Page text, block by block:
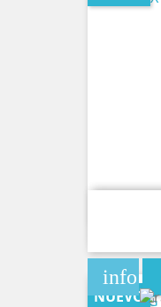
info
NUEVO